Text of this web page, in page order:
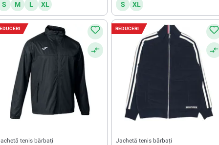
S M L XL S XL
tenis bărbați
REDUCERI
Jachetă tenis bărbați